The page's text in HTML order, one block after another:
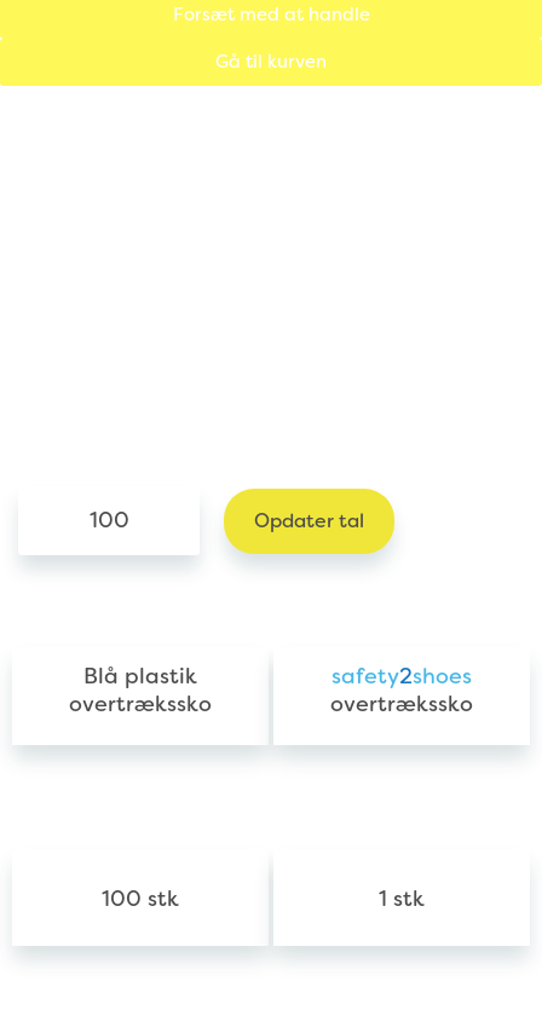
Forsæt med at handle
Gå til kurven
Opdater tal
Blå plastik
overtrækssko
safety2shoes
overtrækssko
100 stk 1 stk